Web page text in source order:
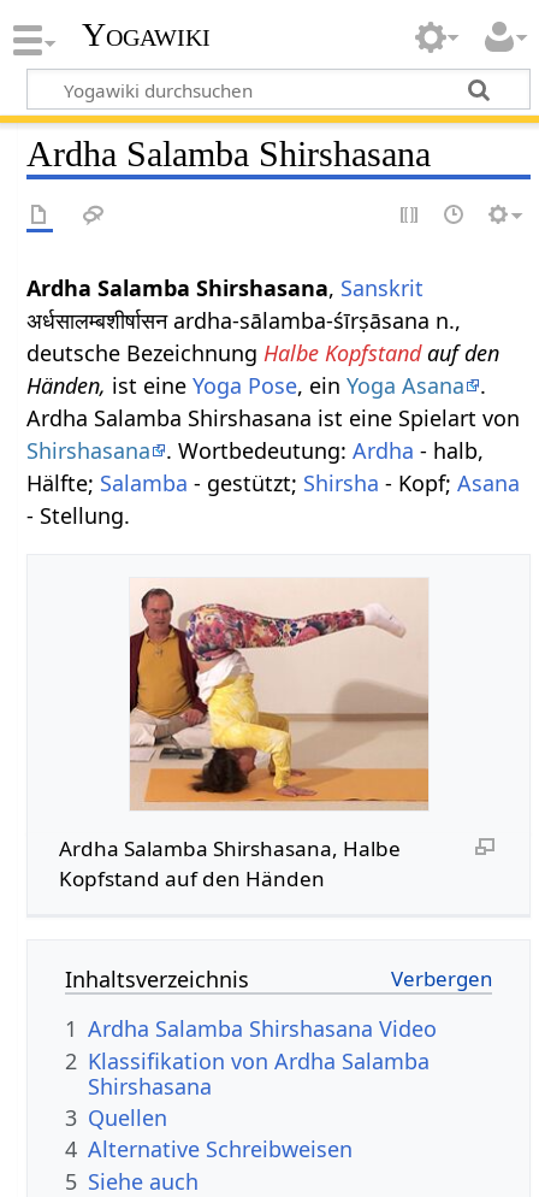
Yogawiki
Ardha Salamba Shirshasana
Ardha Salamba Shirshasana, Sanskrit
अर्धसालम्बशीर्षासन ardha-sālamba-śīrṣāsana n.,
deutsche BezeichnungHalbe Kopfstandauf den
Händen, ist eineYoga Pose, einYoga Asana
.
Ardha Salamba Shirshasana ist eine Spielart von
Shirshasana
. Wortbedeutung:Ardha - halb,
Hälfte; Salamba - gestützt; Shirsha - Kopf;Asana
- Stellung.
Ardha Salamba Shirshasana, Halbe
Kopfstand auf den Händen
Inhaltsverzeichnis
1 Ardha Salamba Shirshasana Video
2 Klassifikation von Ardha Salamba
Shirshasana
3 Quellen
4 Alternative Schreibweisen
5 Siehe auch